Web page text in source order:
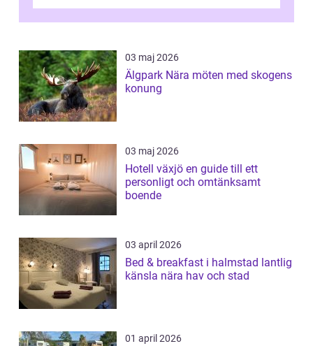
03 maj 2026
Älgpark Nära möten med skogens
konung
03 maj 2026
Hotell växjö en guide till ett
personligt och omtänksamt
boende
03 april 2026
Bed & breakfast i halmstad lantlig
känsla nära hav och stad
01 april 2026